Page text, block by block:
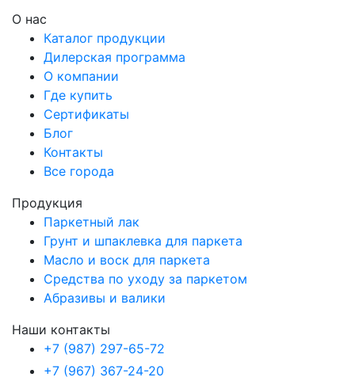
О нас
Каталог продукции
Дилерская программа
О компании
Где купить
Сертификаты
Блог
Контакты
Все города
Продукция
Паркетный лак
Грунт и шпаклевка для паркета
Масло и воск для паркета
Средства по уходу за паркетом
Абразивы и валики
Наши контакты
+7 (987) 297-65-72
+7 (967) 367-24-20